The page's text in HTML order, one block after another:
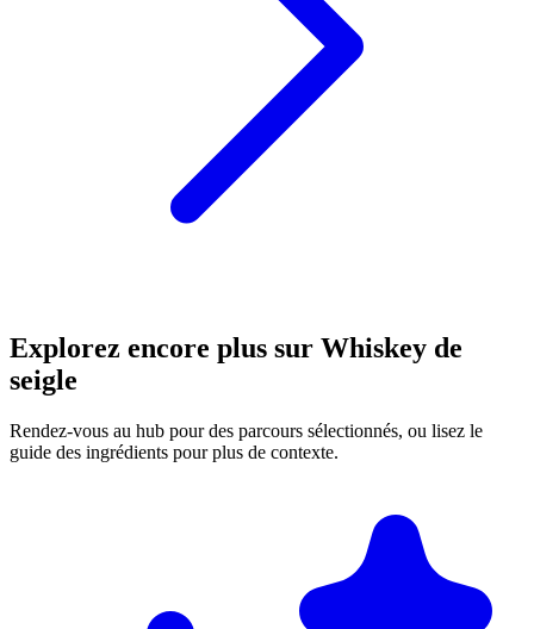
Explorez encore plus sur Whiskey de
seigle
Rendez-vous au hub pour des parcours sélectionnés, ou lisez le
guide des ingrédients pour plus de contexte.